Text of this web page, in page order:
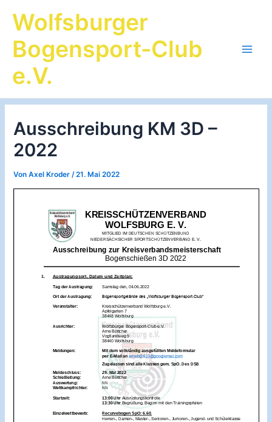
InhaltWolfsburger
Bogensport-Club
e.V.
Ausschreibung KM 3D –
2022
VonAxel Kroder /21. Mai 2022